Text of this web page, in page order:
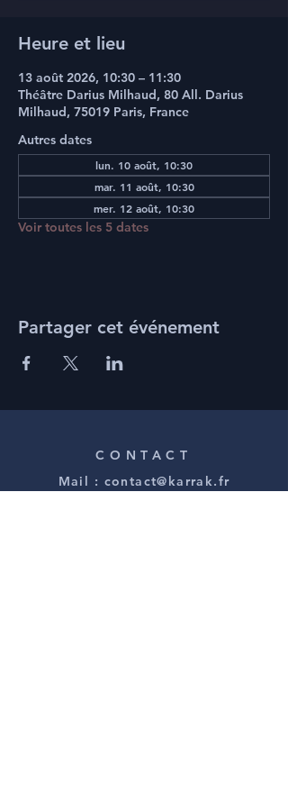
Heure et lieu
13 août 2026, 10:30 – 11:30
Théâtre Darius Milhaud, 80 All. Darius
Milhaud, 75019 Paris, France
Autres dates
lun. 10 août, 10:30
mar. 11 août, 10:30
mer. 12 août, 10:30
Voir toutes les 5 dates
Partager cet événement
CONTACT
Mail : contact@karrak.fr